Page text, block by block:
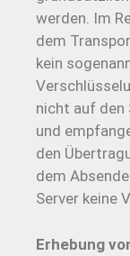
werden. Im
dem
kein
nicht auf den
und
den
dem
Server keine
Erhebung